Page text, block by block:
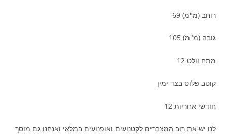
רוחב (מ"מ) 69
גובה (מ"מ) 105
מתח וולט 12
קוטב פלוס בצד ימין
חודשי אחריות 12
לנו יש את רוב המצברים לקטנועים ואופנועים במלאי ואנחנו גם מוסך